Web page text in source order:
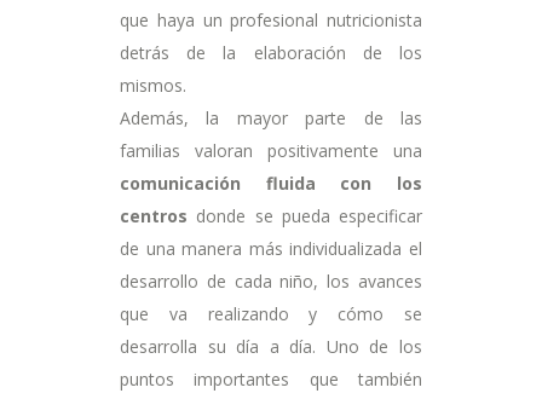
que haya un profesional nutricionista
detrás de la elaboración de los
mismos.
Además, la mayor parte de las
familias valoran positivamente una
comunicación fluida con los
centros donde se pueda especificar
de una manera más individualizada el
desarrollo de cada niño, los avances
que va realizando y cómo se
desarrolla su día a día. Uno de los
puntos importantes que también